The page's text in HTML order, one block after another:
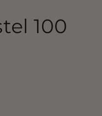
100